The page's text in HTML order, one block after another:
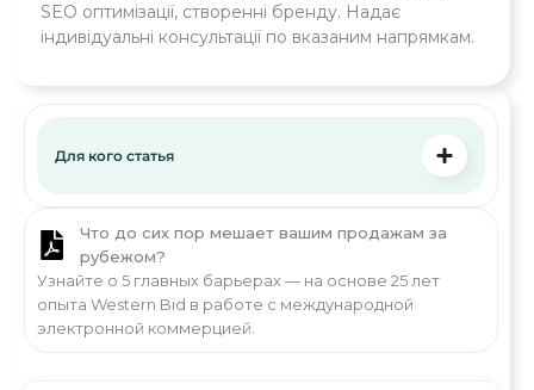
SEO оптимізації, створенні бренду. Надає
індивідуальні консультації по вказаним напрямкам.
Для кого статья
Что до сих пор мешает вашим продажам за
рубежом?
Узнайте о 5 главных барьерах — на основе 25 лет
опыта Western Bid в работе с международной
электронной коммерцией.